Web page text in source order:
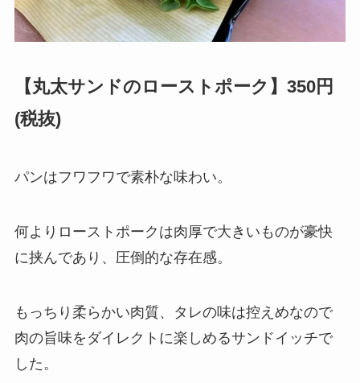
【丸太サンドのローストポーク】350円
(税抜)
パンはフワフワで素朴な味わい。
何よりローストポークは肉厚で大きいものが豪快
に挟んであり、圧倒的な存在感。
もっちり柔らかい肉質、タレの味は控えめなので
肉の旨味をダイレクトに楽しめるサンドイッチで
した。